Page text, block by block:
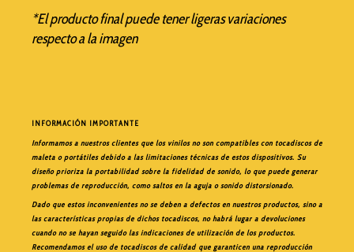
*El producto final puede tener ligeras variaciones
respecto a la imagen
INFORMACIÓN IMPORTANTE
Informamos a nuestros clientes que los vinilos no son compatibles con tocadiscos de
maleta o portátiles debido a las limitaciones técnicas de estos dispositivos. Su
diseño prioriza la portabilidad sobre la fidelidad de sonido, lo que puede generar
problemas de reproducción, como saltos en la aguja o sonido distorsionado.
Dado que estos inconvenientes no se deben a defectos en nuestros productos, sino a
las características propias de dichos tocadiscos, no habrá lugar a devoluciones
cuando no se hayan seguido las indicaciones de utilización de los productos.
Recomendamos el uso de tocadiscos de calidad que garanticen una reproducción